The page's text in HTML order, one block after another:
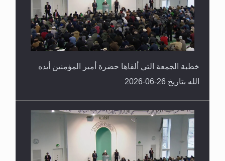
خطبة الجمعة التي ألقاها حضرة أمير المؤمنين أيده
الله بتاريخ 26-06-2026